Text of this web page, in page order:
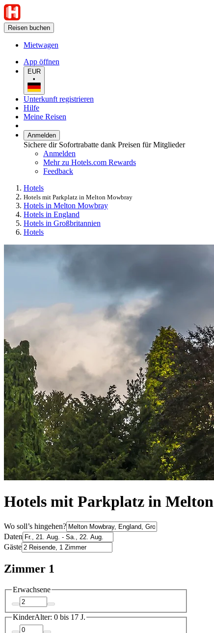
Reisen buchen
Mietwagen
App öffnen
EUR
•
Unterkunft registrieren
Hilfe
Meine Reisen
Anmelden
Sichere dir Sofortrabatte dank Preisen für Mitglieder
Anmelden
Mehr zu Hotels.com Rewards
Feedback
Hotels
Hotels mit Parkplatz in Melton Mowbray
Hotels in Melton Mowbray
Hotels in England
Hotels in Großbritannien
Hotels
Hotels mit Parkplatz in
Wo soll’s hingehen?
Daten
Gäste
Zimmer 1
Erwachsene
KinderAlter: 0 bis 17 J.